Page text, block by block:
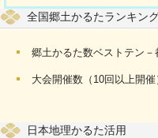
全国郷土かるたランキン
郷土かるた数ベストテン－
大会開催数（10回以上開催
日本地理かるた活用